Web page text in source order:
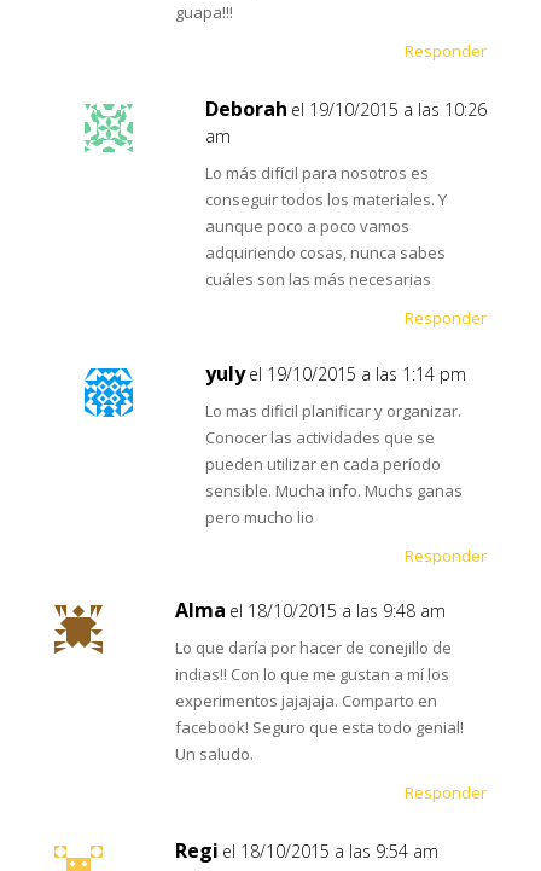
guapa!!!
Responder
Deborah el 19/10/2015 a las 10:26
am
Lo más difícil para nosotros es
conseguir todos los materiales. Y
aunque poco a poco vamos
adquiriendo cosas, nunca sabes
cuáles son las más necesarias
Responder
yuly el 19/10/2015 a las 1:14 pm
Lo mas dificil planificar y organizar.
Conocer las actividades que se
pueden utilizar en cada período
sensible. Mucha info. Muchs ganas
pero mucho lio
Responder
Alma el 18/10/2015 a las 9:48 am
Lo que daría por hacer de conejillo de
indias!! Con lo que me gustan a mí los
experimentos jajajaja. Comparto en
facebook! Seguro que esta todo genial!
Un saludo.
Responder
Regi el 18/10/2015 a las 9:54 am